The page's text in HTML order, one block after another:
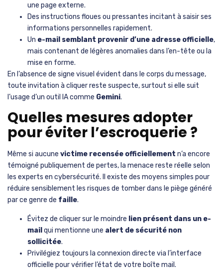
une page externe.
Des instructions floues ou pressantes incitant à saisir ses
informations personnelles rapidement.
Un e-mail semblant provenir d’une adresse officielle,
mais contenant de légères anomalies dans l’en-tête ou la
mise en forme.
En l’absence de signe visuel évident dans le corps du message,
toute invitation à cliquer reste suspecte, surtout si elle suit
l’usage d’un outil IA comme Gemini.
Quelles mesures adopter
pour éviter l’escroquerie ?
Même si aucune victime recensée officiellement n’a encore
témoigné publiquement de pertes, la menace reste réelle selon
les experts en cybersécurité. Il existe des moyens simples pour
réduire sensiblement les risques de tomber dans le piège généré
par ce genre de faille.
Évitez de cliquer sur le moindre lien présent dans un e-
mail qui mentionne une alert de sécurité non
sollicitée.
Privilégiez toujours la connexion directe via l’interface
officielle pour vérifier l’état de votre boîte mail.